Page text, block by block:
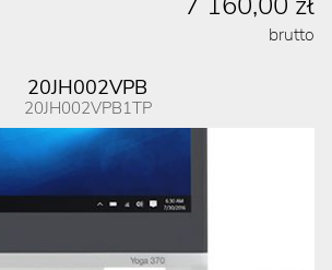
brutto
20JH002VPB
20JH002VPB1TP